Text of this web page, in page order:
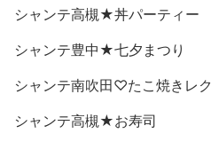
シャンテ高槻★丼パーティー
シャンテ豊中★七夕まつり
シャンテ南吹田♡たこ焼きレク
シャンテ高槻★お寿司